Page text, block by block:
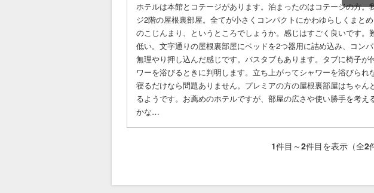
ホテルは本館とコテージがあります。泊まったのはコテージの方。
ジ2階の屋根裏部屋。全てが小さくコンパクトにかわゆらしくまと
のこじんまり、というところでしょうか。感じはすごく良いです。
低い。文字通りの屋根裏部屋にベッドを2つ器用に詰め込み、コン
無理やり押し込んだ感じです。バスタブもあります。タブに椅子が
ワーを浴びるときに判明します。立ち上がってシャワーを浴びられ
寝るだけなら問題ありません。プレミアの方の屋根裏部屋はちゃん
るようです。お薦めのホテルですが、部屋の広さや使い勝手を考え
かな…
1件目～2件目を表示（全2